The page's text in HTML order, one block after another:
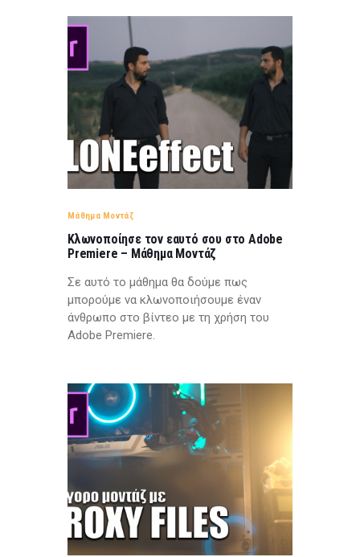
Μάθημα Μοντάζ
Κλωνοποίησε τον εαυτό σου στο Adobe
Premiere – Μάθημα Μοντάζ
Σε αυτό το μάθημα θα δούμε πως
μπορούμε να κλωνοποιήσουμε έναν
άνθρωπο στο βίντεο με τη χρήση του
Adobe Premiere.